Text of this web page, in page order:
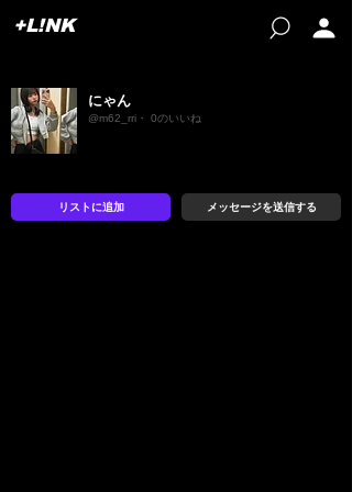
+L!NK
にゃん
@m62_rri・ 0のいいね
リストに追加 メッセージを送信する